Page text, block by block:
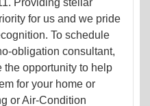
Providing stellar
for us and we pride
To schedule
obligation consultant,
the opportunity to help
for your home or
or Air-Condition